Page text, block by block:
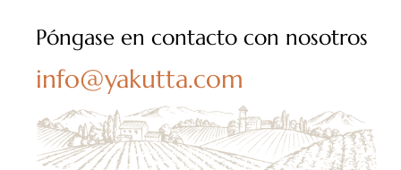
Póngase en contacto con nosotros
info@yakutta.com